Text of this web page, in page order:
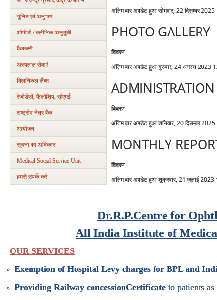
यूनिट एवं अनुभाग
ओपीडी / क्लीनिक अनुसूची
फैकल्टी
अस्पताल सेवाएं
क्लिनिकल लैब्स
रेजीडेंसी, फैलोशिप, सीएमई
राष्ट्रीय नेत्र बैंक
आयोजन
सूचना का अधिकार
Medical Social Service Unit
हमसे संपर्क करें
Dr.R.P.Centre for
All India Institute of
OUR SERVICES
Exemption of Hospital Levy charges for BPL and
Providing Railway concessionCertificate to patients
अंतिम बार अपडेट हुआ सोमवार, 22 दिसम्बर
PHOTO GALLERY
विवरण
अंतिम बार अपडेट हुआ गुरुवार, 24 अगस्त 2023
ADMINISTRATION
विवरण
अंतिम बार अपडेट हुआ शनिवार, 20 दिसम्बर
MONTHLY
विवरण
अंतिम बार अपडेट हुआ शुक्रवार, 21 जुलाई 2023